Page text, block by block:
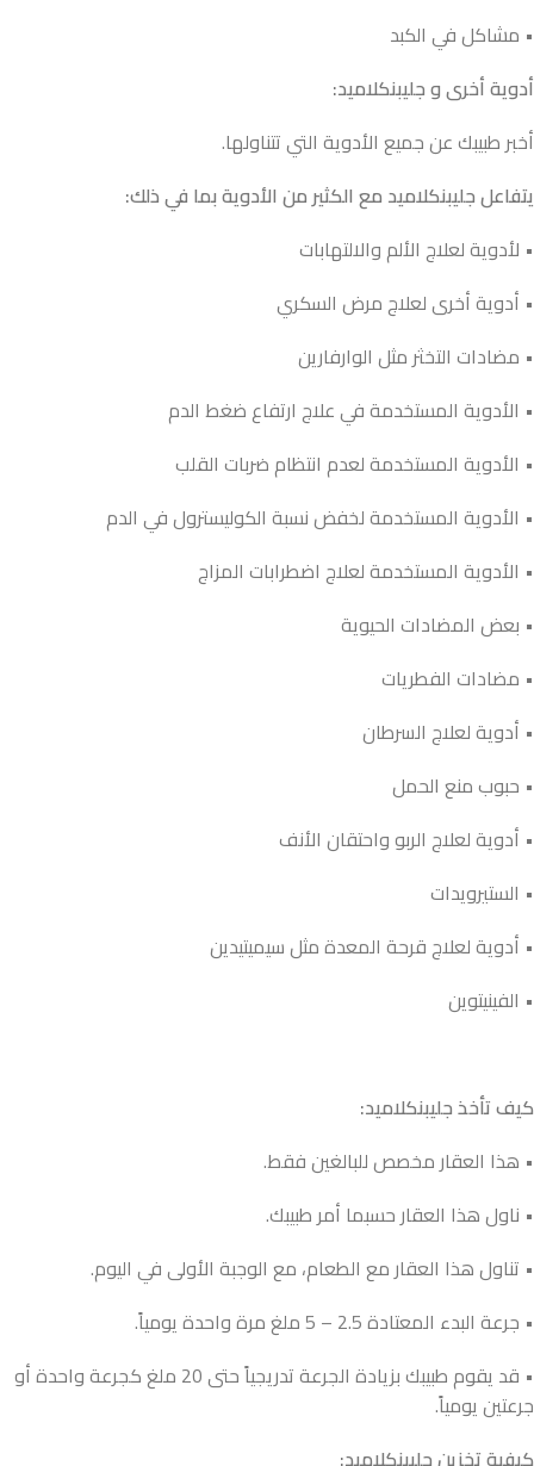
• مشاكل في الكبد
أدوية أخرى و جليبنكلاميد:
أخبر طبيبك عن جميع الأدوية التي تتناولها.
يتفاعل جليبنكلاميد مع الكثير من الأدوية بما في ذلك:
• لأدوية لعلاج الألم والالتهابات
• أدوية أخرى لعلاج مرض السكري
• مضادات التخثر مثل الوارفارين
• الأدوية المستخدمة في علاج ارتفاع ضغط الدم
• الأدوية المستخدمة لعدم انتظام ضربات القلب
• الأدوية المستخدمة لخفض نسبة الكوليسترول في الدم
• الأدوية المستخدمة لعلاج اضطرابات المزاج
• بعض المضادات الحيوية
• مضادات الفطريات
• أدوية لعلاج السرطان
• حبوب منع الحمل
• أدوية لعلاج الربو واحتقان الأنف
• الستيرويدات
• أدوية لعلاج قرحة المعدة مثل سيميتيدين
• الفينيتوين
كيف تأخذ جليبنكلاميد:
• هذا العقار مخصص للبالغين فقط.
• ناول هذا العقار حسبما أمر طبيبك.
• تناول هذا العقار مع الطعام، مع الوجبة الأولى في اليوم.
• جرعة البدء المعتادة 2.5 – 5 ملغ مرة واحدة يومياً.
• قد يقوم طبيبك بزيادة الجرعة تدريجياً حتى 20 ملغ كجرعة واحدة أو
جرعتين يومياً.
كيفية تخزين جليبنكلاميد: